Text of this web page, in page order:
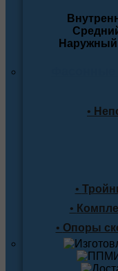
Наружный
•
•
•
• Опоры